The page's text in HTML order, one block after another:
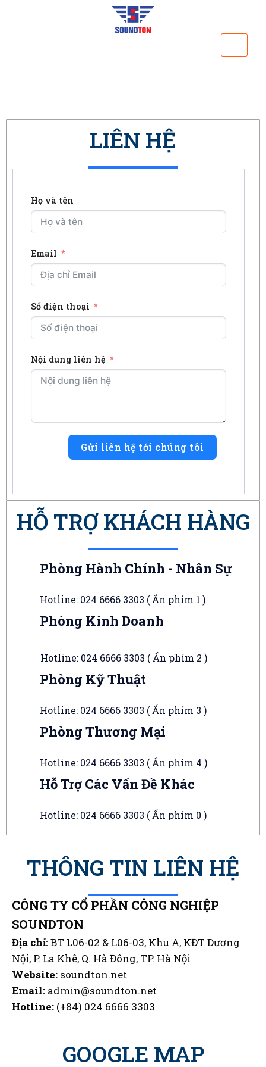
LIÊN HỆ
Họ và tên
Email
Số điện thoại
Nội dung liên hệ
Gửi liên hệ tới chúng tôi
HỖ TRỢ KHÁCH HÀNG
Phòng Hành Chính - Nhân Sự
Hotline: 024 6666 3303 ( Ấn phím 1 )
Phòng Kinh Doanh
Hotline: 024 6666 3303 ( Ấn phím 2 )
Phòng Kỹ Thuật
Hotline: 024 6666 3303 ( Ấn phím 3 )
Phòng Thương Mại
Hotline: 024 6666 3303 ( Ấn phím 4 )
Hỗ Trợ Các Vấn Đề Khác
Hotline: 024 6666 3303 ( Ấn phím 0 )
THÔNG TIN LIÊN HỆ
CÔNG TY CỔ PHẦN CÔNG NGHIỆP
SOUNDTON
Địa chỉ:BT L06-02 & L06-03, Khu A, KĐT Dương
Nội, P. La Khê, Q. Hà Đông, TP. Hà Nội
Website: soundton.net
Email: admin@soundton.net
Hotline: (+84) 024 6666 3303
GOOGLE MAP